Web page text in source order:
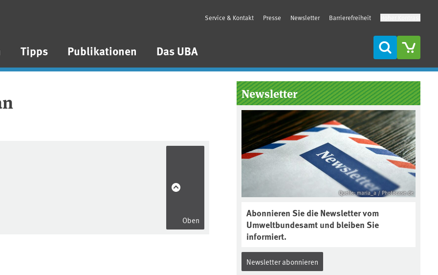
Tipps Publikationen Das UBA
Service & Kontakt Presse Newsletter Barrierefreiheit
Suche
Oben
Seitenleiste
Newsletter
Quelle: maria_a / Photocase.de
Abonnieren Sie die Newsletter vom
Umweltbundesamt und bleiben Sie
informiert.
Newsletter abonnieren